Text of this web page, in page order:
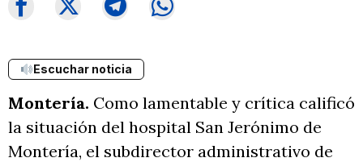
Escuchar noticia
Montería. Como lamentable y crítica calificó
la situación del hospital San Jerónimo de
Montería, el subdirector administrativo de